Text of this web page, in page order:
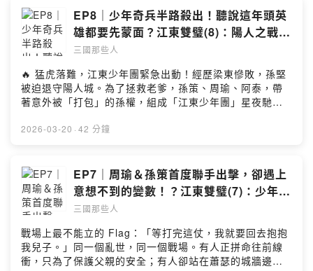
https://maou.audio/rule/音效：Vita-chi sozaikan
http://www.vita-chi.net/sozai1.htmhttps://soundeffect-
lab.info/https://taira-
komori.jpn.org/freesoundtw.htmlhttps://pixabay.com/s
的孤城呢？如果喜歡這個節目的故事，不妨灌溉我們一杯
咖啡，支持我們有繼續創作的能量喔！☕️贊助我們：
https://open.firstory.me/join/peopleof3kds▲追蹤《三
國那些人》IG：
https://www.instagram.com/peopleof3kingdoms/▲追
蹤《三國那些人》FB：
https://www.facebook.com/peopleof3kds/📩合作請來
信：peopleof3kds@gmail.com▲素材來源：音樂：フリ
ー音楽素材サイト「PeriTune」Royalty Free Music
http://www.vita-chi.net/sozai1.htmhttps://soundeffect-
lab.info/https://taira-
komori.jpn.org/freesoundtw.htmlhttps://pixabay.com/s
ound-effects/Powered by Firstory Hosting
EP8｜少年奇兵半路殺出！聽說這年頭英
雄都要先蒙面？江東雙璧(8)：陽人之戰
(一)｜火燒赤壁篇
三國那些人
🔥 猛虎落難，江東少年團緊急出動！經歷梁東慘敗，孫堅
被迫退守陽人城。為了拯救老爹，孫策、周瑜、阿泰，帶
著意外被「打包」的孫權，組成「江東少年團」星夜馳
下，前有囂張叫陣的西涼大軍，後有蟄伏於暗處的的「并
如果喜歡這個節目的故事，不妨灌溉我們一杯咖啡，支持
我們有繼續創作的能量喔！☕️贊助我們：
https://open.firstory.me/join/peopleof3kds▲追蹤《三
國那些人》IG：
https://www.instagram.com/peopleof3kingdoms/▲追
蹤《三國那些人》FB：
https://www.facebook.com/peopleof3kds/📩合作請來
2026-03-20 · 42 分鐘
EP7｜周瑜＆孫策首度聯手出擊，卻遇上
意想不到的變數！？江東雙璧(7)：少年奇
兵｜火燒赤壁篇
三國那些人
戰場上最不能立的 Flag：「等打完這仗，我就要回去抱抱
我兒子。」同一個亂世，同一個戰場。有人正拼命往前線
衝，只為了保護父親的安全；有人卻站在蕭瑟的城牆邊，